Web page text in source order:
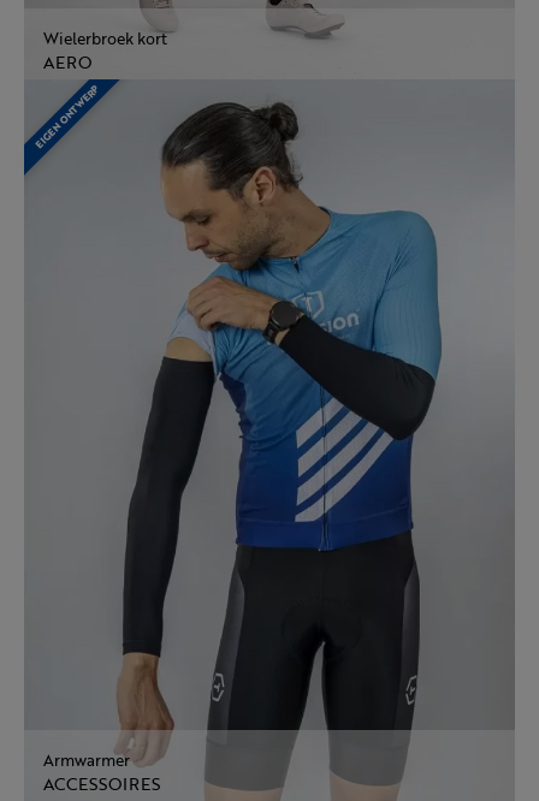
Wielerbroek kort
AERO
EIGEN ONTWERP
Armwarmer
ACCESSOIRES